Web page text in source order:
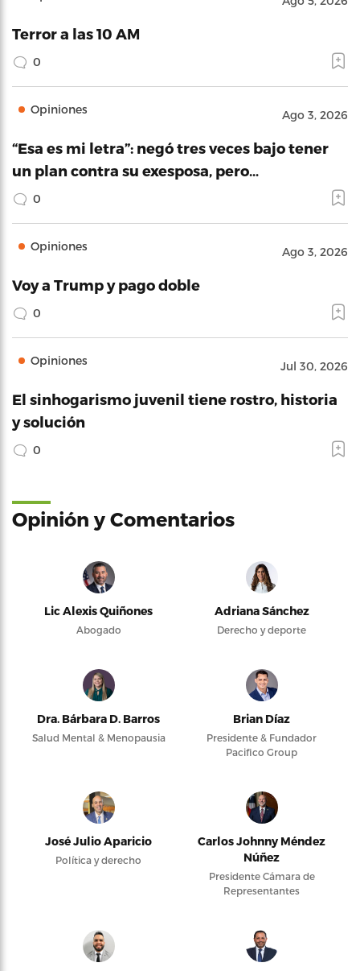
Terror a las 10 AM
0
Opiniones Ago 3, 2026
“Esa es mi letra”: negó tres veces bajo tener
un plan contra su exesposa, pero…
0
Opiniones Ago 3, 2026
Voy a Trump y pago doble
0
Opiniones Jul 30, 2026
El sinhogarismo juvenil tiene rostro, historia
y solución
0
Opinión y Comentarios
Lic Alexis Quiñones
Abogado
Adriana Sánchez
Derecho y deporte
Dra. Bárbara D. Barros
Salud Mental & Menopausia
Brian Díaz
Presidente & Fundador
Pacifico Group
José Julio Aparicio
Política y derecho
Carlos Johnny Méndez
Núñez
Presidente Cámara de
Representantes